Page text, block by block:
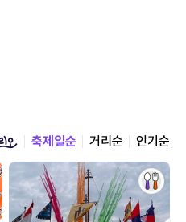
축제일순 거리순 인기순